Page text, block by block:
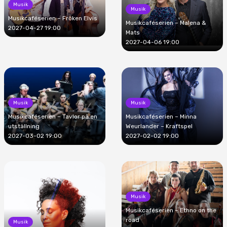
Musik
Musikcaféserien – Fröken Elvis
2027-04-27 19:00
Musik
Musikcaféserien – Malena &
Mats
2027-04-06 19:00
Musik
Musikcaféserien – Tavlor på en
utställning
2027-03-02 19:00
Musik
Musikcaféserien – Minna
Weurlander – Kraftspel
2027-02-02 19:00
Musik
Musik
Musikcaféserien – Ethno on the
road